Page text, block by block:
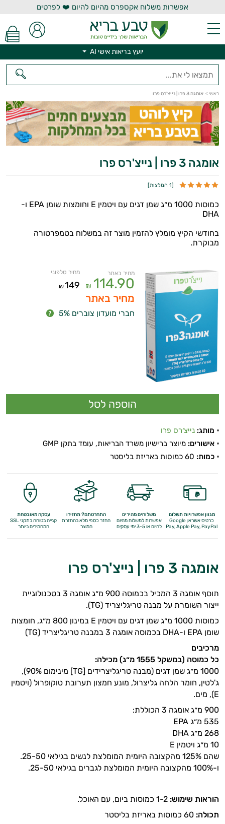
אפשרות משלוח אקספרס מהיום להיום ❤️ לפרטים
יועץ בריאות אישי AI
ראשי > אומגה 3 פרו | נייצ'רס פרו
אומגה 3 פרו | נייצ'רס פרו
[1 המלצות ]
כמוסות 1000 מ״ג שמן דגים עם ויטמין E וחומצות שומן EPA ו-
DHA
בחודשי הקיץ מומלץ להזמין מוצר זה במשלוח בטמפרטורה
מבוקרת.
מחיר באתר
114.90
₪
מחיר טלפוני
149
₪
מחיר באתר
חברי מועדון צוברים 5%
מותג: נייצ׳רס פרו
אישורים: מיוצר ברישיון משרד הבריאות, עומד בתקן GMP
כמות:
מגוון אפשרויות תשלום
כרטיס אשראי, Google
Pay,Apple Pay, PayPal
משלוחים מהירים
אפשרות למשלוח מהיום
להיום או 3-5 ימי עסקים
התחרטתם? תחזירו
החזר כספי מלאבהחזרת
המוצר
עסקה מאובטחת
קנייה בטוחה בתקני SSL
המחמירים ביותר
אומגה 3 פרו | נייצ'רס פרו
תוסף אומגה 3 המכיל בכמוסה 900 מ״ג אומגה 3 בטכנולוגיית
ייצור השומרת על מבנה טריגליצריד (TG).
כמוסות 1000 מ״ג שמן דגים עם ויטמין E במינון 800 מ״ג, חומצות
שומן EPA ו-DHA בכמוסה אומגה 3 במבנה טריגליצריד (TG)
מרכיבים
כל כמוסה (במשקל 1555 מ״ג) מכילה:
1000 מ״ג שמן דגים (מבנה טריגליצרידים [TG] מינימום 90%),
ג'לטין, חומר הלחה גליצרול, מונע חמצון תערובת טוקופרול (ויטמין
E), מים.
900 מ״ג אומגה 3 הכוללת:
535 מ״ג
EPA
268 מ״ג DHA
10 מ״ג ויטמין E
שהם
מהקצובה היומית המומלצת לנשים בגילאי
ו-100% מהקצובה היומית המומלצת לגברים בגילאי
הוראות שימוש: 1-2 כמוסות ביום, עם האוכל.
תכולה: 60 כמוסות באריזת בליסטר
יועץ בריאות אישי AI